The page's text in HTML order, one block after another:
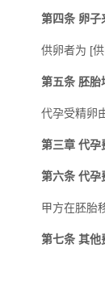
第四条 卵子
供卵者为 [
第五条 胚胎
代孕受精卵
第三章 代孕
第六条 代孕
甲方在胚胎
第七条 其他